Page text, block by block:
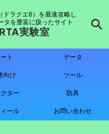
ドラクエ6）を最速攻略し
タを豊富に扱ったサイト
実験室
ト データ
向け ツール
ター 防具
ール お問い合わせ